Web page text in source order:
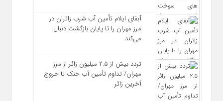
آبفای ایلام تأمین آب شرب زائران در
مرز مهران را تا پایان بازگشت دنبال
می‌کند
تردد بیش از ۲.۵ میلیون زائر از مرز
مهران/ تداوم تأمین آب خنک تا خروج
آخرین زائر